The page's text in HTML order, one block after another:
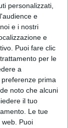
personalizzati,
e
e i nostri
e
Puoi fare clic
per le
a
prima
noto che alcuni
il tuo
Le tue
Puoi
a favore
dell'Area
degli
dei
Quartiere II
come
nel